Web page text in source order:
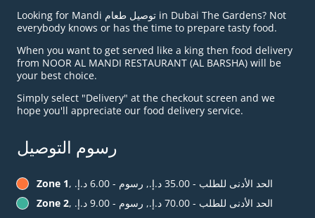
Looking for Mandi توصيل طعام in Dubai The Gardens? Not
everybody knows or has the time to prepare tasty food.
When you want to get served like a king then food delivery
from NOOR AL MANDI RESTAURANT (AL BARSHA) will be
your best choice.
Simply select "Delivery" at the checkout screen and we
hope you'll appreciate our food delivery service.
رسوم التوصيل
Zone 1
, الحد الأدنى للطلب - ‏35.00 د.إ.‏, رسوم - ‏6.00 د.إ.‏
Zone 2
, الحد الأدنى للطلب - ‏70.00 د.إ.‏, رسوم - ‏9.00 د.إ.‏